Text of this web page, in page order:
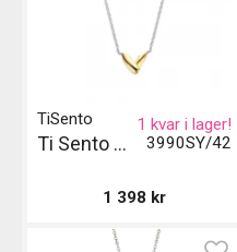
3990SY/42
TiSento
Ti Sento Milano Halsband
1 kvar i lager!
1 398 kr